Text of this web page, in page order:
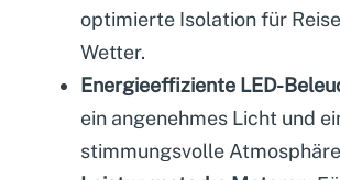
optimierte Isolation für
Wetter.
Energieeffiziente LED-
ein angenehmes Licht und
stimmungsvolle